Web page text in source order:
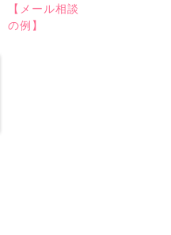
【メール相談
の例】